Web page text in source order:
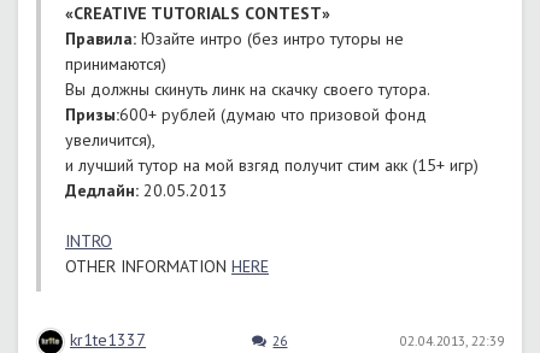
«CREATIVE TUTORIALS CONTEST»
Правила: Юзайте интро (без интро туторы не
принимаются)
Вы должны скинуть линк на скачку своего тутора.
Призы:600+ рублей (думаю что призовой фонд
увеличится),
и лучший тутор на мой взгяд получит стим акк (15+ игр)
Дедлайн: 20.05.2013
INTRO
OTHER INFORMATION HERE
kr1te1337
26
02.04.2013, 22:39